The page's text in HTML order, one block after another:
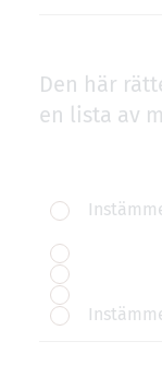
Den här
en lista av